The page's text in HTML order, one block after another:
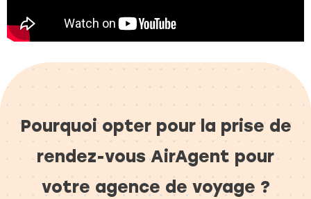
Pourquoi opter pour la prise de
rendez-vous AirAgent pour
votre agence de voyage ?